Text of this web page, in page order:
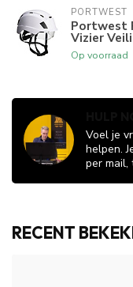
PORTWEST
Portwest
Vizier
Op voorraad
Voel je
helpen.
per mail,
RECENT